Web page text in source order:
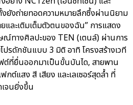
ยังถ่ายทอดความหมายลึกซึ้งผ่านนิยาม
และเติมเต็มตัวตนของฉัน” การแสดง
ทางศิลปะของ TEN (เตนล์) ผ่านการ
รดักชันแบบ 3 มิติ อาทิ โครงสร้างเวที
ต์ที่ยื่นออกมาเป็นขั้นบันได, สายพาน
กต์แสง สี เสียง และเลเซอร์สุดล้ำ ที่
จนยิ่งขึ้น